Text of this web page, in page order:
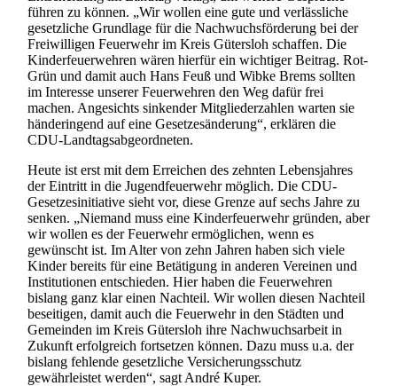
führen zu können. „Wir wollen eine gute und verlässliche
gesetzliche Grundlage für die Nachwuchsförderung bei der
Freiwilligen Feuerwehr im Kreis Gütersloh schaffen. Die
Kinderfeuerwehren wären hierfür ein wichtiger Beitrag. Rot-
Grün und damit auch Hans Feuß und Wibke Brems sollten
im Interesse unserer Feuerwehren den Weg dafür frei
machen. Angesichts sinkender Mitgliederzahlen warten sie
händeringend auf eine Gesetzesänderung“, erklären die
CDU-Landtagsabgeordneten.
Heute ist erst mit dem Erreichen des zehnten Lebensjahres
der Eintritt in die Jugendfeuerwehr möglich. Die CDU-
Gesetzesinitiative sieht vor, diese Grenze auf sechs Jahre zu
senken. „Niemand muss eine Kinderfeuerwehr gründen, aber
wir wollen es der Feuerwehr ermöglichen, wenn es
gewünscht ist. Im Alter von zehn Jahren haben sich viele
Kinder bereits für eine Betätigung in anderen Vereinen und
Institutionen entschieden. Hier haben die Feuerwehren
bislang ganz klar einen Nachteil. Wir wollen diesen Nachteil
beseitigen, damit auch die Feuerwehr in den Städten und
Gemeinden im Kreis Gütersloh ihre Nachwuchsarbeit in
Zukunft erfolgreich fortsetzen können. Dazu muss u.a. der
bislang fehlende gesetzliche Versicherungsschutz
gewährleistet werden“, sagt André Kuper.